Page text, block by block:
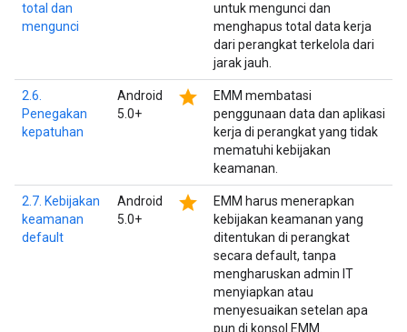
total dan
mengunci
untuk mengunci dan
menghapus total data kerja
dari perangkat terkelola dari
jarak jauh.
2.6.
Penegakan
kepatuhan
Android
5.0+
star
EMM membatasi
penggunaan data dan aplikasi
kerja di perangkat yang tidak
mematuhi kebijakan
keamanan.
2.7. Kebijakan
keamanan
default
Android
5.0+
star
EMM harus menerapkan
kebijakan keamanan yang
ditentukan di perangkat
secara default, tanpa
mengharuskan admin IT
menyiapkan atau
menyesuaikan setelan apa
pun di konsol EMM.